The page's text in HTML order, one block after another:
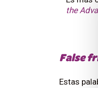
the
False
Estas